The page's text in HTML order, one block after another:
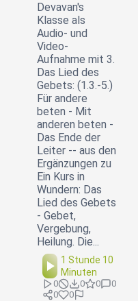
Devavan's
Klasse als
Audio- und
Video-
Aufnahme mit 3.
Das Lied des
Gebets: (1.3.-5.)
Für andere
beten - Mit
anderen beten -
Das Ende der
Leiter -- aus den
Ergänzungen zu
Ein Kurs in
Wundern: Das
Lied des Gebets
- Gebet,
Vergebung,
Heilung. Die...
1 Stunde 10
Minuten
0 0 0
0
0
0